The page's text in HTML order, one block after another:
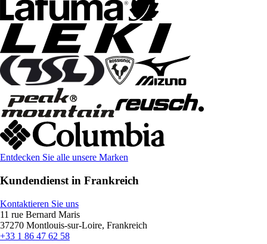
Entdecken Sie alle unsere Marken
Kundendienst in Frankreich
Kontaktieren Sie uns
11 rue Bernard Maris
37270 Montlouis-sur-Loire, Frankreich
+33 1 86 47 62 58